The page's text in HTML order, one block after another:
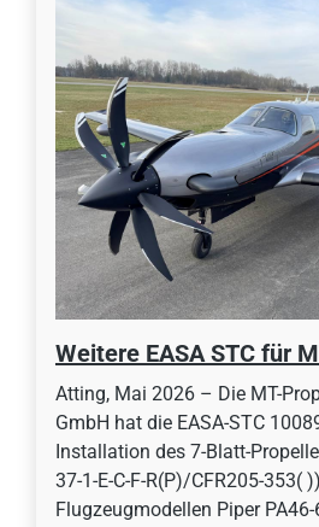
Weitere EASA STC für
Atting, Mai 2026 – Die MT-
GmbH hat die EASA-STC
Installation des 7-Blatt-
37-1-E-C-F-R(P)/CFR205-353(
Flugzeugmodellen Piper